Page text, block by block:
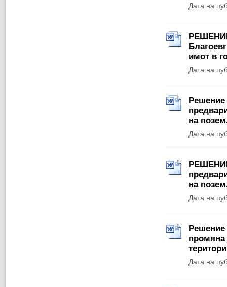
Дата на
РЕШЕНИЕ
имот в
Дата на
Решение
на
Дата на
на
Дата на
Решение
промяна
Дата на